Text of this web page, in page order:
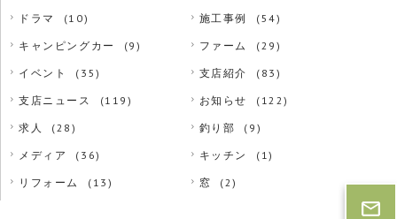
ドラマ (10) 施工事例 (54)
キャンピングカー (9) ファーム (29)
イベント (35) 支店紹介 (83)
支店ニュース (119) お知らせ (122)
求人 (28) 釣り部 (9)
メディア (36) キッチン (1)
リフォーム (13) 窓 (2)